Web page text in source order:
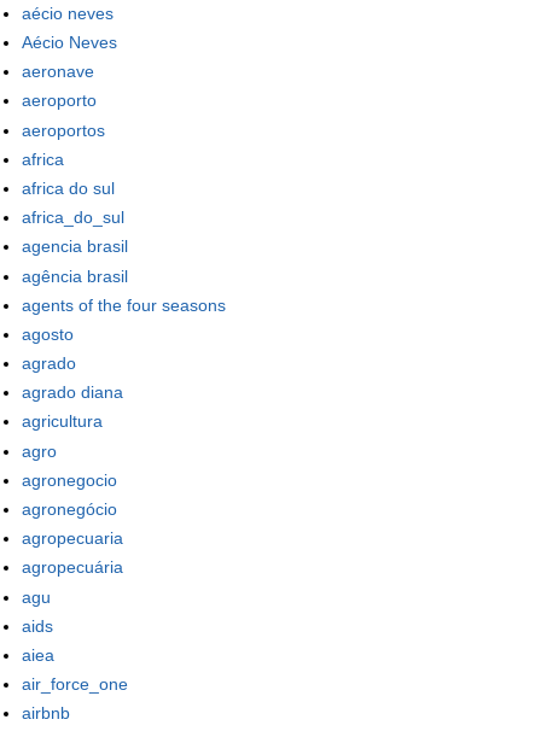
aécio neves
Aécio Neves
aeronave
aeroporto
aeroportos
africa
africa do sul
africa_do_sul
agencia brasil
agência brasil
agents of the four seasons
agosto
agrado
agrado diana
agricultura
agro
agronegocio
agronegócio
agropecuaria
agropecuária
agu
aids
aiea
air_force_one
airbnb